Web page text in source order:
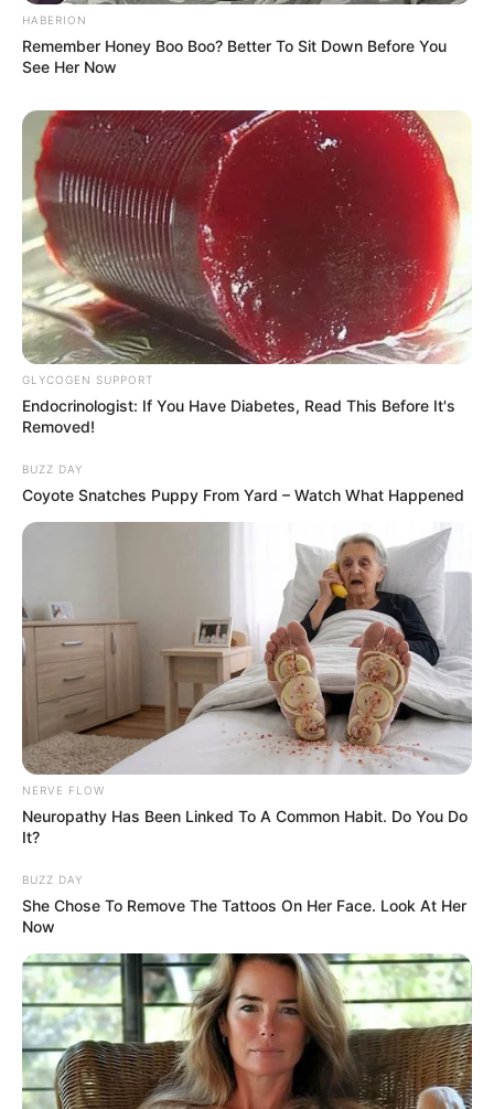
HABERION
Remember Honey Boo Boo? Better To Sit Down Before You
See Her Now
GLYCOGEN SUPPORT
Endocrinologist: If You Have Diabetes, Read This Before It's
Removed!
BUZZ DAY
Coyote Snatches Puppy From Yard – Watch What Happened
NERVE FLOW
Neuropathy Has Been Linked To A Common Habit. Do You Do
It?
BUZZ DAY
She Chose To Remove The Tattoos On Her Face. Look At Her
Now